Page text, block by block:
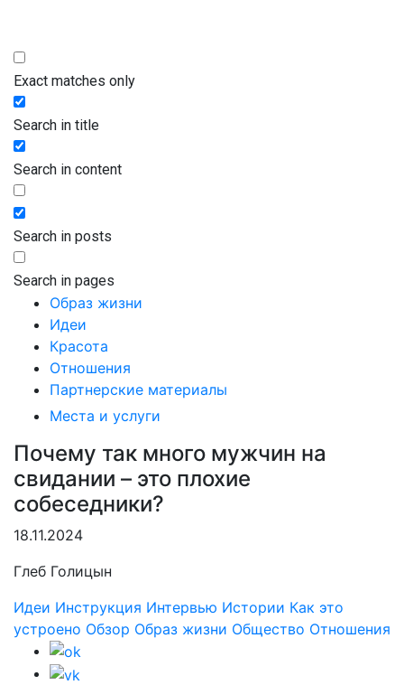
Exact matches only
Search in title
Search in content
Search in posts
Search in pages
Образ жизни
Идеи
Красота
Отношения
Партнерские материалы
Места и услуги
Почему так много мужчин на
свидании – это плохие
собеседники?
18.11.2024
Глеб Голицын
Идеи Инструкция Интервью Истории Как это
устроено Обзор Образ жизни Общество Отношения